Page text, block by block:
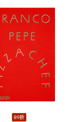
89折